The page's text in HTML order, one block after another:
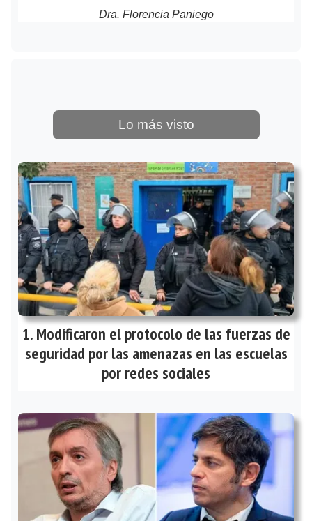
Dra. Florencia Paniego
Lo más visto
Modificaron el protocolo de las fuerzas de
seguridad por las amenazas en las escuelas
por redes sociales